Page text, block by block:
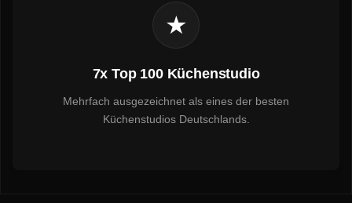
★
7x Top 100 Küchenstudio
Mehrfach ausgezeichnet als eines der besten
Küchenstudios Deutschlands.